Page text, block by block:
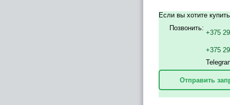
Если вы хотите
Позвонить:
+375
+375
Отправить